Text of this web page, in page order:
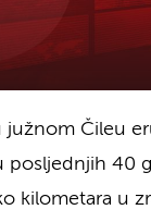
južnom Čileu
posljednjih 40
kilometara u